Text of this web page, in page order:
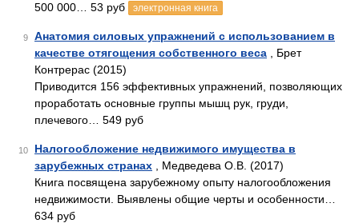
500 000… 53 руб
электронная книга
9
Анатомия силовых упражнений с использованием в
качестве отягощения собственного веса , Брет
Контрерас (2015)
Приводится 156 эффективных упражнений, позволяющих
проработать основные группы мышц рук, груди,
плечевого… 549 руб
10
Налогообложение недвижимого имущества в
зарубежных странах , Медведева О.В. (2017)
Книга посвящена зарубежному опыту налогообложения
недвижимости. Выявлены общие черты и особенности…
634 руб